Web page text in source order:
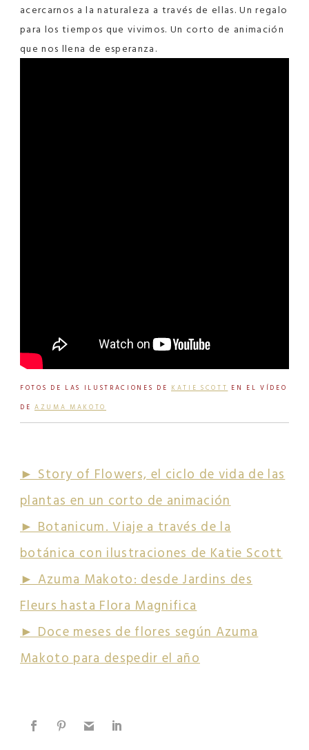
acercarnos a la naturaleza a través de ellas. Un regalo
para los tiempos que vivimos. Un corto de animación
que nos llena de esperanza.
FOTOS DE LAS ILUSTRACIONES DEKATIE SCOTTEN EL VÍDEO
DE AZUMA MAKOTO
► Story of Flowers, el ciclo de vida de las
plantas en un corto de animación
► Botanicum. Viaje a través de la
botánica con ilustraciones de Katie Scott
► Azuma Makoto: desde Jardins des
Fleurs hasta Flora Magnifica
► Doce meses de flores según Azuma
Makoto para despedir el año